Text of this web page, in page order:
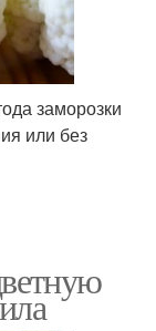
заморозки
или без